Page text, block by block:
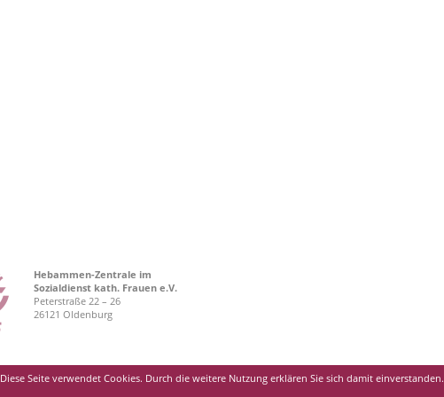
Hebammen-Zentrale im
Sozialdienst kath. Frauen e.V.
Peterstraße 22 – 26
26121 Oldenburg
Diese Seite verwendet Cookies. Durch die weitere Nutzung erklären Sie sich damit einverstanden.